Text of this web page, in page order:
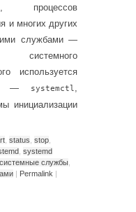
процессов
и многих других
службами —
используется
—
systemctl,
инициализации
status stop
systemd
системные службы
| Permalink |